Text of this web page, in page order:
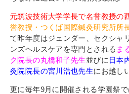
TEL：042-729-1026 (平日8時
元筑波技術大学学長で名誉教授の
誉教授・つくば国際鍼灸研究所所
て昨年度はジェンダー、セクシャ
ンズヘルスケアを専門とされる ま
ク院長の丸橋和子先生並びに 日本
灸院院長の宮川浩也先生にお越し
更に毎年9月に開催される学園祭